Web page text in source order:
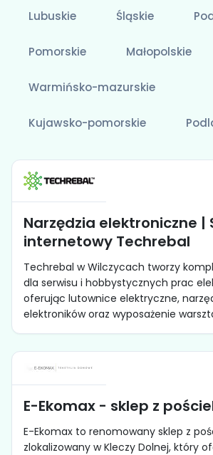
Lubuskie Śląskie
Pomorskie Małopolskie
Warmińsko-mazurskie
Kujawsko-pomorskie
Narzędzia elektroniczne |
internetowy Techrebal
Techrebal w Wilczycach tworzy
dla serwisu i hobbystycznych prac
oferując lutownice elektryczne,
elektroników oraz wyposażenie
E-Ekomax - sklep z
E-Ekomax to renomowany sklep z
zlokalizowany w Kleczy Dolnej, który